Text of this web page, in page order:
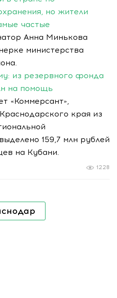
но жители
частые
Анна Минькова
министерства
из резервного фонда
на помощь
«Коммерсант»,
края из
159,7 млн рублей
на Кубани.
1228